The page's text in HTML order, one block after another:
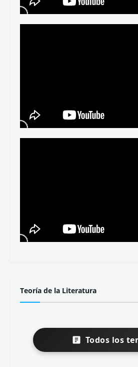
Teoría de la Literatura
Todos los